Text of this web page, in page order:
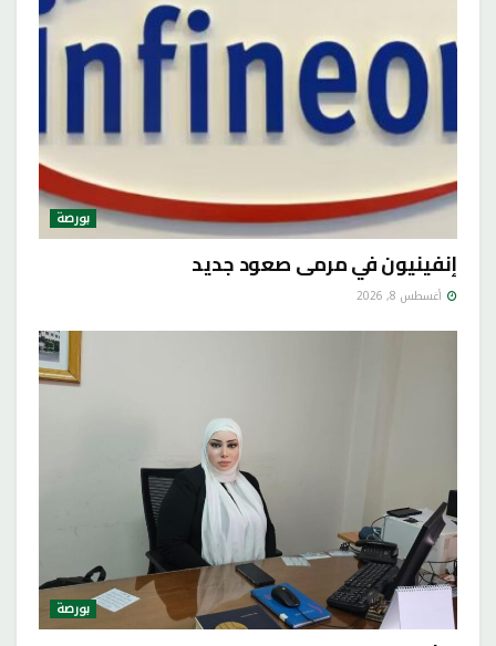
بورصة
إنفينيون في مرمى صعود جديد
أغسطس 8, 2026
بورصة